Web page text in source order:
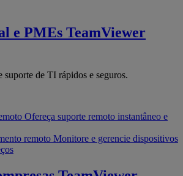
e PMEs TeamViewer
suporte de TI rápidos e seguros.
Ofereça suporte remoto instantâneo e
remoto Monitore e gerencie dispositivos